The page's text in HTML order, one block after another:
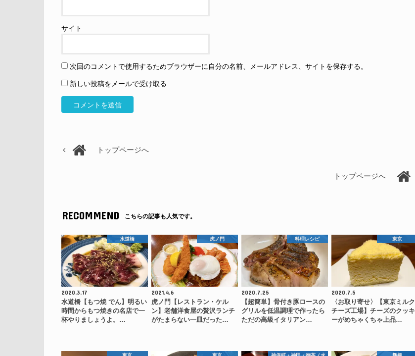
サイト
次回のコメントで使用するためブラウザーに自分の名前、メールアドレス、サイトを保存する。
新しい投稿をメールで受け取る
トップページへ
トップページへ
RECOMMEND こちらの記事も人気です。
水道橋
2020.3.17
水道橋【もつ焼 でん】明るい
時間からもつ焼きの名店で一
杯やりましょうよ。…
虎ノ門
2021.4.6
虎ノ門【レストラン・ケル
ン】老舗洋食屋の贅沢ランチ
がたまらない一皿だった…
料理レシピ
2020.7.25
【超簡単】骨付き豚ロースの
グリルを低温調理で作ったら
ただの高級イタリアン…
東京
2020.7.5
〈お取り寄せ〉【東京ミルク
チーズ工場】チーズのクッキ
ーがめちゃくちゃ上品…